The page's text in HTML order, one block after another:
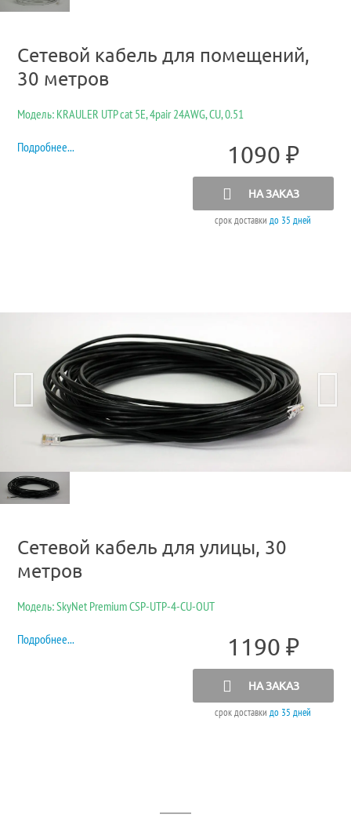
Сетевой кабель для помещений,
30 метров
Модель: KRAULER UTP cat 5E, 4pair 24AWG, CU, 0.51
Подробнее... 1090 ₽
НА ЗАКАЗ
срок доставкидо 35 дней
Сетевой кабель для улицы, 30
метров
Модель: SkyNet Premium CSP-UTP-4-CU-OUT
Подробнее... 1190 ₽
НА ЗАКАЗ
срок доставкидо 35 дней